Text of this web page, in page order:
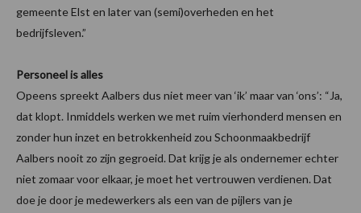
gemeente Elst en later van (semi)overheden en het
bedrijfsleven.”
Personeel is alles
Opeens spreekt Aalbers dus niet meer van ‘ik’ maar van ‘ons’: “Ja,
dat klopt. Inmiddels werken we met ruim vierhonderd mensen en
zonder hun inzet en betrokkenheid zou Schoonmaakbedrijf
Aalbers nooit zo zijn gegroeid. Dat krijg je als ondernemer echter
niet zomaar voor elkaar, je moet het vertrouwen verdienen. Dat
doe je door je medewerkers als een van de pijlers van je